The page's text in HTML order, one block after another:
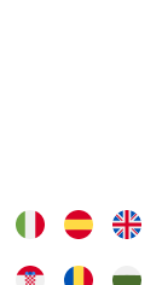
den Freunden noch
aufjedenfall zu Regen